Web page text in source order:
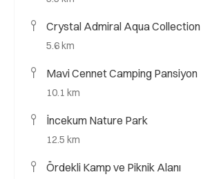
Crystal Admiral Aqua Collection
5.6 km
Mavi Cennet Camping Pansiyon
10.1 km
İncekum Nature Park
12.5 km
Ördekli Kamp ve Piknik Alanı